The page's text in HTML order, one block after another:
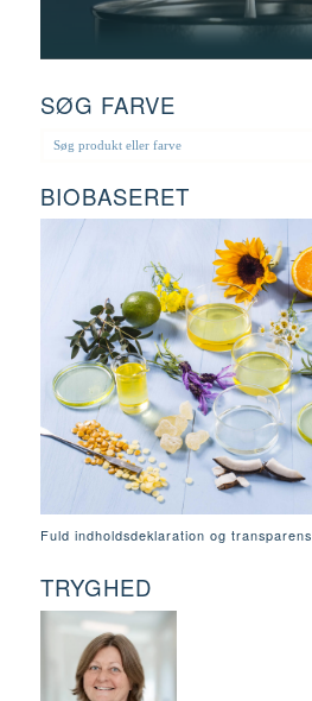
SØG FARVE
BIOBASERET
Fuld indholdsdeklaration og transparens
TRYGHED